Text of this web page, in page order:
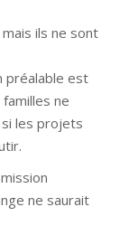
ils ne sont
préalable est
ne
les projets
ne saurait